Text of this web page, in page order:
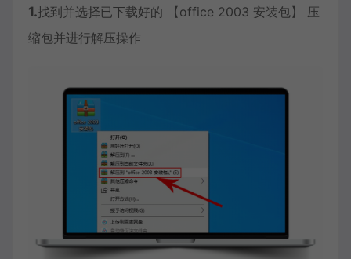
1.找到并选择已下载好的 【office 2003 安装包】 压
缩包并进行解压操作